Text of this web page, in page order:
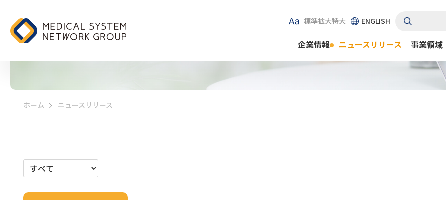
標準拡大特大 ENGLISH
企業情報 ニュースリリース 事業領域
ニュースリリース
ホーム >
ニュースリリース